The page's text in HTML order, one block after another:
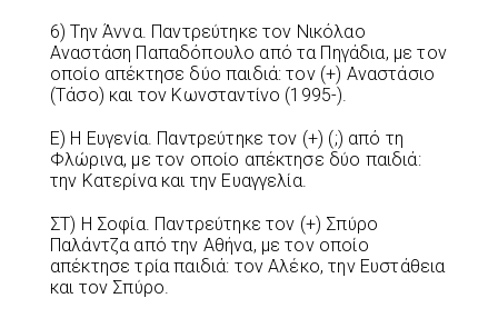
6) Την Άννα. Παντρεύτηκε τον Νικόλαο
Αναστάση Παπαδόπουλο από τα Πηγάδια, με τον
οποίο απέκτησε δύο παιδιά: τον (+) Αναστάσιο
(Τάσο) και τον Κωνσταντίνο (1995-).
Ε) Η Ευγενία. Παντρεύτηκε τον (+) (;) από τη
Φλώρινα, με τον οποίο απέκτησε δύο παιδιά:
την Κατερίνα και την Ευαγγελία.
ΣΤ) Η Σοφία. Παντρεύτηκε τον (+) Σπύρο
Παλάντζα από την Αθήνα, με τον οποίο
απέκτησε τρία παιδιά: τον Αλέκο, την Ευστάθεια
και τον Σπύρο.